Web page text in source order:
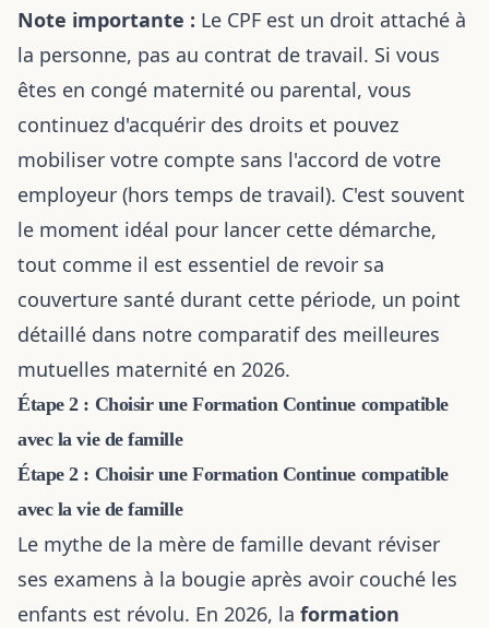
Note importante : Le CPF est un droit attaché à
la personne, pas au contrat de travail. Si vous
êtes en congé maternité ou parental, vous
continuez d'acquérir des droits et pouvez
mobiliser votre compte sans l'accord de votre
employeur (hors temps de travail). C'est souvent
le moment idéal pour lancer cette démarche,
tout comme il est essentiel de revoir sa
couverture santé durant cette période, un point
détaillé dans notre comparatif des meilleures
mutuelles maternité en 2026.
Étape 2 : Choisir une Formation Continue compatible
avec la vie de famille
Étape 2 : Choisir une Formation Continue compatible
avec la vie de famille
Le mythe de la mère de famille devant réviser
ses examens à la bougie après avoir couché les
enfants est révolu. En 2026, la formation